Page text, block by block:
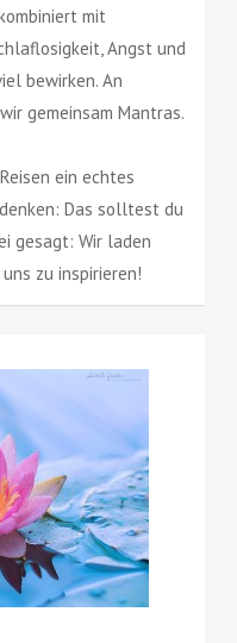
mit
Angst und
bewirken. An
gemeinsam Mantras.
ein echtes
Das solltest du
gesagt: Wir laden
uns zu inspirieren!